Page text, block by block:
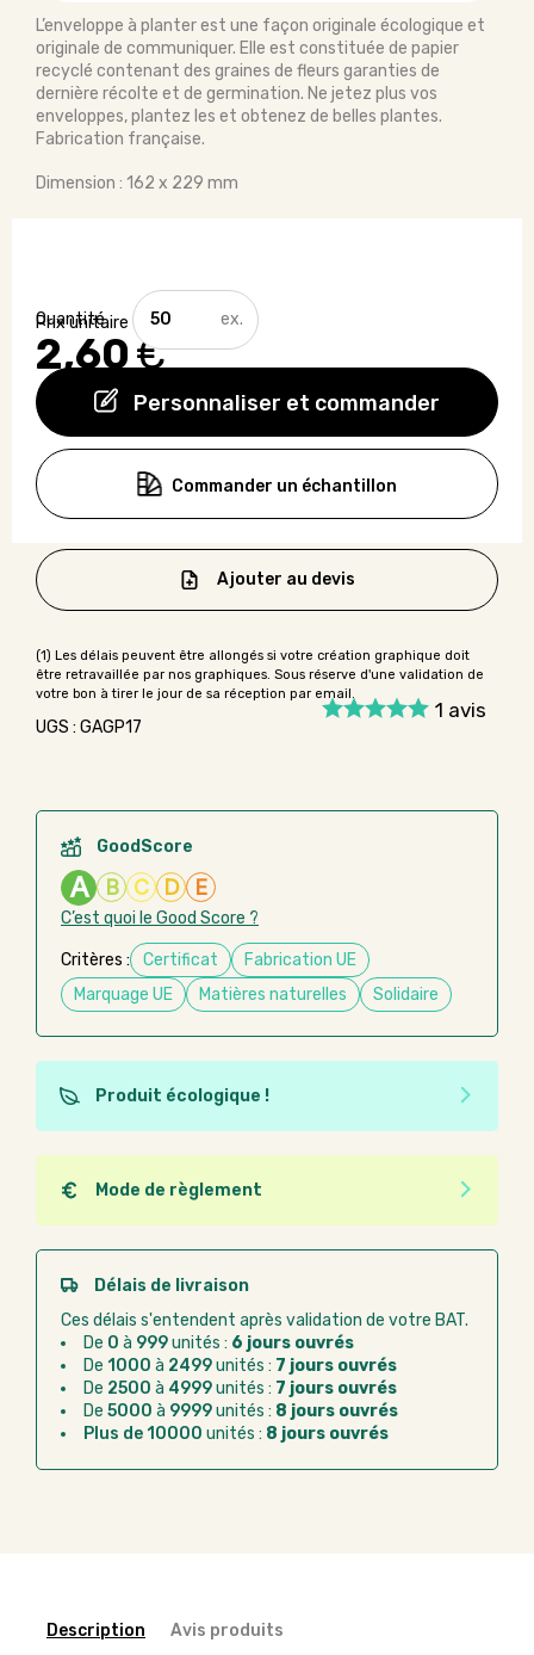
L’enveloppe à planter est une façon originale écologique et
originale de communiquer. Elle est constituée de papier
recyclé contenant des graines de fleurs garanties de
dernière récolte et de germination. Ne jetez plus vos
enveloppes, plantez les et obtenez de belles plantes.
Fabrication française.
Dimension : 162 x 229 mm
2,60€
Personnaliser et commander
quantité
de
Enveloppe
à
planter
C5
Commander un échantillon
1 avis
Ajouter au devis
UGS : GAGP17
GoodScore
A B C D E
C’est quoi le Good Score ?
Critères : Certificat
Fabrication UE
Marquage UE
Matières naturelles Solidaire
Produit écologique !
Ce produit est éco-conçu, il a été fabriqué à partir de
matériaux recyclés ou recyclables. Ces produits
peuvent plus facilement obtenir une seconde vie
après utilisation. L'origine de fabrication du produit
n'entre pas dans les critères d'éco-conception.
Mode de règlement
Quel que soit le mode de règlement, vous pouvez
passer commande en ligne sur Good Act.
Paiement CB :paiement sécurisé par carte
Virement bancaire :règlement sur facture
après la commande
Chorus Pro :règlement par mandat
administratif après la commande
Délais de livraison
Ces délais s'entendent après validation de votre BAT.
De 0 à 999unités : 6 jours ouvrés
De 1000 à 2499unités : 7 jours ouvrés
De 2500 à 4999unités : 7 jours ouvrés
De 5000 à 9999unités : 8 jours ouvrés
Plus de 10000 unités : 8 jours ouvrés
Description Avis produits